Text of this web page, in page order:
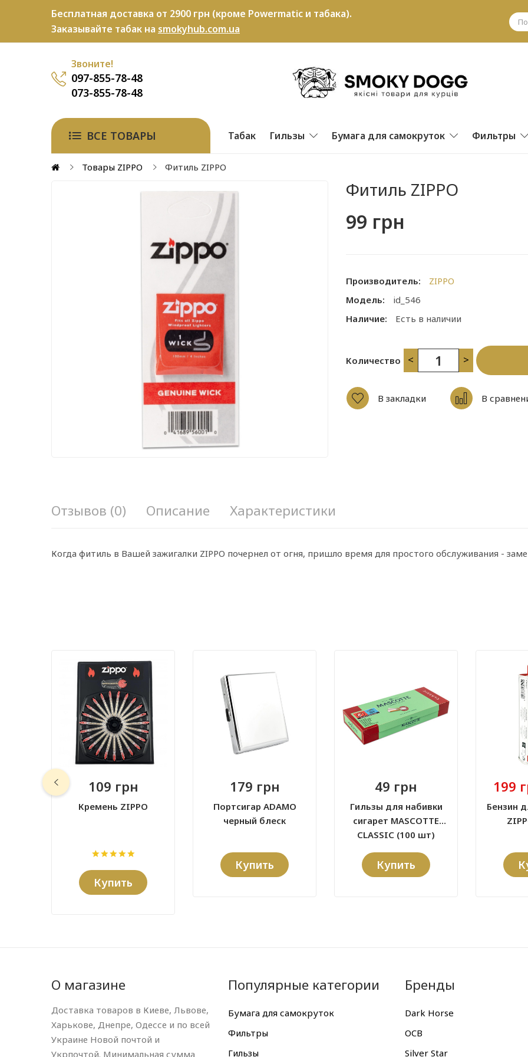
Бесплатная доставка от 2900 грн (кроме Powermatic и табака).
Заказывайте табак на smokyhub.com.ua
Звоните!
097-855-78-48
073-855-78-48
ВСЕ ТОВАРЫ Табак Гильзы Бумага для самокруток Фильтры
Товары ZIPPO Фитиль ZIPPO
Фитиль ZIPPO
99 грн
Производитель:
ZIPPO
Модель:
id_546
Наличие:
Есть в наличии
Количество < >
В закладки В
Отзывов (0) Описание Характеристики
Когда фитиль в Вашей зажигалки ZIPPO почернел от огня, пришло время для простого обслуживания -
109 грн
Кремень ZIPPO
Купить
179 грн
Портсигар ADAMO
черный блеск
Купить
49 грн
Гильзы для набивки
сигарет MASCOTTE
CLASSIC (100 шт)
Купить
199
Бензин
О магазине
Доставка товаров в Киеве, Львове,
Харькове, Днепре, Одессе и по всей
Украине Новой почтой и
Укрпочтой. Минимальная сумма
Популярные категории
Бумага для самокруток
Фильтры
Гильзы
Бренды
Dark Horse
OCB
Silver Star